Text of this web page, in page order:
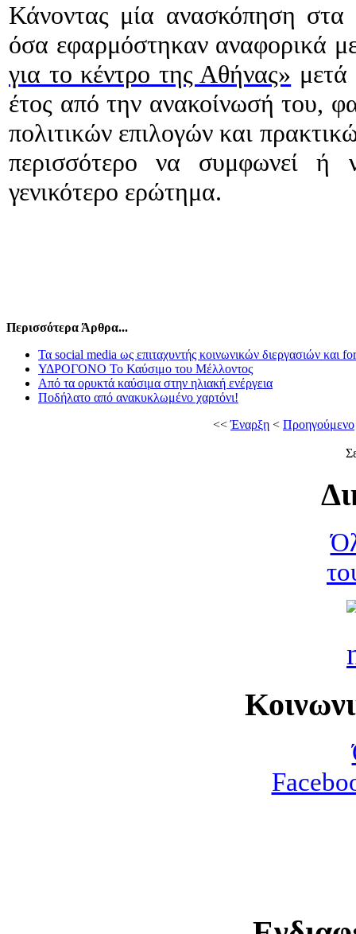
Κάνοντας μία ανασκόπηση στα
όσα εφαρμόστηκαν αναφορικά
για το κέντρο της Αθήνας»
έτος από την ανακοίνωσή του,
πολιτικών επιλογών και
περισσότερο να συμφωνεί ή
γενικότερο ερώτημα.
Περισσότερα Άρθρα...
Τα social media ως επιταχυντής κοινωνικών διεργασιών και
ΥΔΡΟΓΟΝΟ Το Καύσιμο του Μέλλοντος
Από τα ορυκτά καύσιμα στην ηλιακή ενέργεια
Ποδήλατο από ανακυκλωμένο χαρτόνι!
<<Έναρξη < Προηγούμενο